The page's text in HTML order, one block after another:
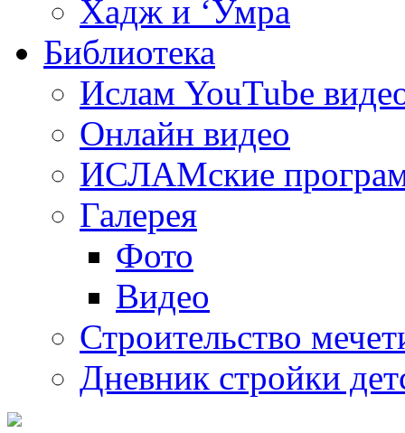
Хадж и ‘Умра
Библиотека
Ислам YouTube
Онлайн видео
ИСЛАМские
Галерея
Фото
Видео
Строительство
Дневник стройки